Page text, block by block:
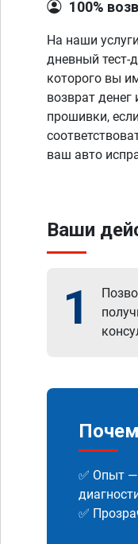
100%
На наши
дневный тест-
которого вы
возврат денег
прошивки,
ваш авто
Ваши
1
✅ Опыт —
✅